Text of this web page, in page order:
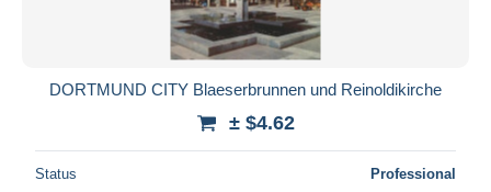
DORTMUND CITY Blaeserbrunnen und Reinoldikirche
± $4.62
Status Professional